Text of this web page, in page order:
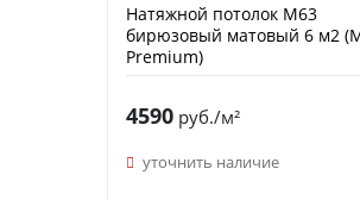
Натяжной потолок M63
бирюзовый матовый 6 м2
Premium)
4590руб./м²
уточнить наличие